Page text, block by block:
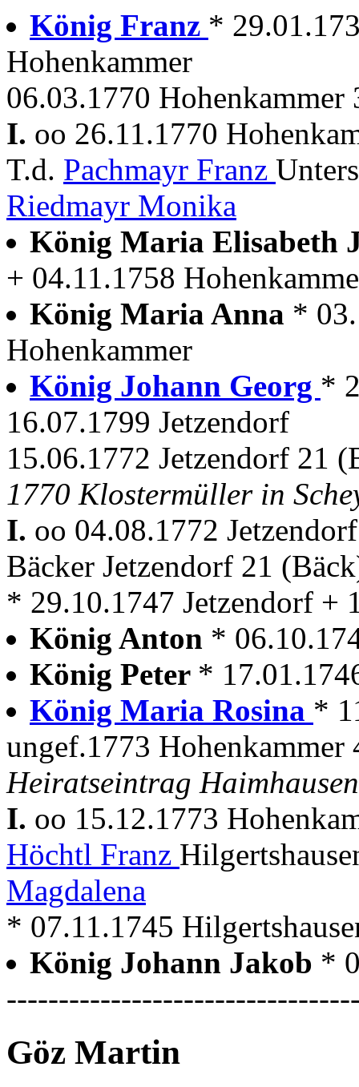
König Franz *
Hohenkammer
06.03.1770
I. oo 26.11.1770
T.d. Pachmayr Franz
Riedmayr Monika
König Maria Elisabeth
+ 04.11.1758
König Maria Anna *
Hohenkammer
König Johann Georg *
16.07.1799 Jetzendorf
15.06.1772 Jetzendorf 21
1770 Klostermüller in
I. oo 04.08.1772
Bäcker Jetzendorf 21
* 29.10.1747 Jetzendorf +
König Anton *
König Peter *
König Maria Rosina *
ungef.1773 Hohenkammer
Heiratseintrag Haimhausen
I. oo 15.12.1773
Höchtl Franz
Magdalena
* 07.11.1745
König Johann Jakob *
Göz Martin